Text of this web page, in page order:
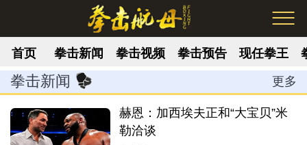
首页 拳击新闻 拳击视频 拳击预告 现任拳王
更多
拳击新闻
赫恩：加西埃夫正和“大宝贝”米
勒洽谈